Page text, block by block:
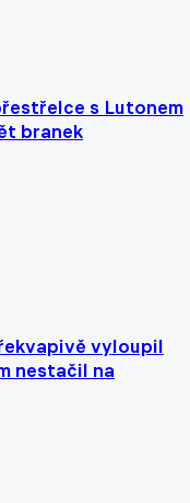
s Lutonem
branek
vyloupil
nestačil na